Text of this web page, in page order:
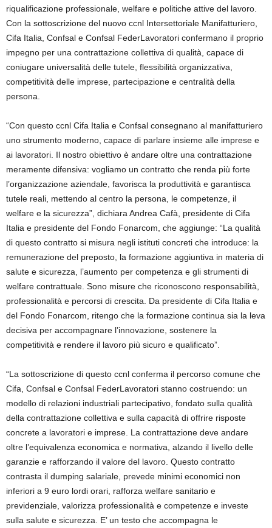
riqualificazione professionale, welfare e politiche attive del lavoro.
Con la sottoscrizione del nuovo ccnl Intersettoriale Manifatturiero,
Cifa Italia, Confsal e Confsal FederLavoratori confermano il proprio
impegno per una contrattazione collettiva di qualità, capace di
coniugare universalità delle tutele, flessibilità organizzativa,
competitività delle imprese, partecipazione e centralità della
persona.
“Con questo ccnl Cifa Italia e Confsal consegnano al manifatturiero
uno strumento moderno, capace di parlare insieme alle imprese e
ai lavoratori. Il nostro obiettivo è andare oltre una contrattazione
meramente difensiva: vogliamo un contratto che renda più forte
l’organizzazione aziendale, favorisca la produttività e garantisca
tutele reali, mettendo al centro la persona, le competenze, il
welfare e la sicurezza”, dichiara Andrea Cafà, presidente di Cifa
Italia e presidente del Fondo Fonarcom, che aggiunge: “La qualità
di questo contratto si misura negli istituti concreti che introduce: la
remunerazione del preposto, la formazione aggiuntiva in materia di
salute e sicurezza, l’aumento per competenza e gli strumenti di
welfare contrattuale. Sono misure che riconoscono responsabilità,
professionalità e percorsi di crescita. Da presidente di Cifa Italia e
del Fondo Fonarcom, ritengo che la formazione continua sia la leva
decisiva per accompagnare l’innovazione, sostenere la
competitività e rendere il lavoro più sicuro e qualificato”.
“La sottoscrizione di questo ccnl conferma il percorso comune che
Cifa, Confsal e Confsal FederLavoratori stanno costruendo: un
modello di relazioni industriali partecipativo, fondato sulla qualità
della contrattazione collettiva e sulla capacità di offrire risposte
concrete a lavoratori e imprese. La contrattazione deve andare
oltre l’equivalenza economica e normativa, alzando il livello delle
garanzie e rafforzando il valore del lavoro. Questo contratto
contrasta il dumping salariale, prevede minimi economici non
inferiori a 9 euro lordi orari, rafforza welfare sanitario e
previdenziale, valorizza professionalità e competenze e investe
sulla salute e sicurezza. E’ un testo che accompagna le